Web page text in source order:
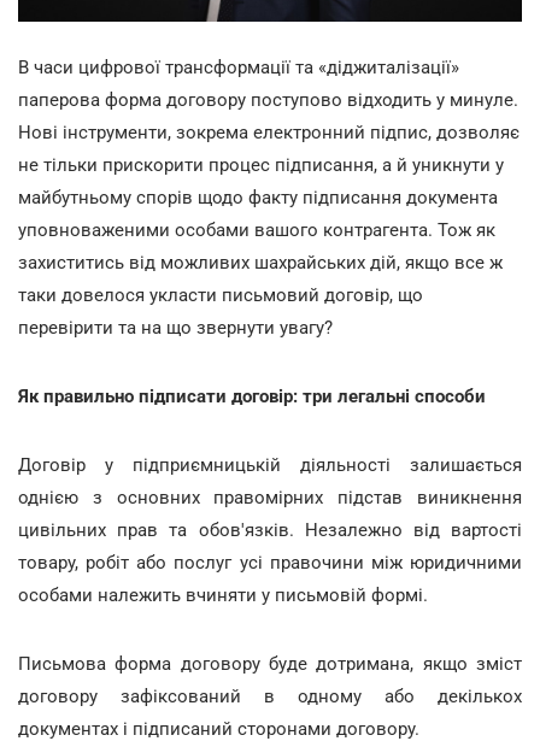
В часи цифрової трансформації та «діджиталізації»
паперова форма договору поступово відходить у минуле.
Нові інструменти, зокрема електронний підпис, дозволяє
не тільки прискорити процес підписання, а й уникнути у
майбутньому спорів щодо факту підписання документа
уповноваженими особами вашого контрагента. Тож як
захиститись від можливих шахрайських дій, якщо все ж
таки довелося укласти письмовий договір, що
перевірити та на що звернути увагу?
Як правильно підписати договір: три легальні способи
Договір у підприємницькій діяльності залишається
однією з основних правомірних підстав виникнення
цивільних прав та обов'язків. Незалежно від вартості
товару, робіт або послуг усі правочини між юридичними
особами належить вчиняти у письмовій формі.
Письмова форма договору буде дотримана, якщо зміст
договору зафіксований в одному або декількох
документах і підписаний сторонами договору.